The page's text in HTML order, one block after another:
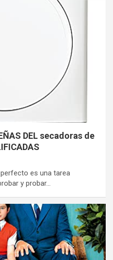
DEL secadoras de
es una tarea
y probar…